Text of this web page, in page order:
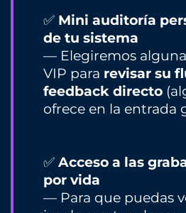
✅ Mini auditoría
de tu sistema
— Elegiremos
VIP para revisar su
feedback directo
ofrece en la entrada
✅ Acceso a las
por vida
— Para que puedas